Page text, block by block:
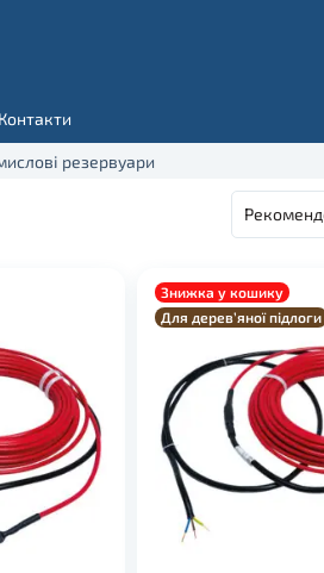
Контакти
резервуари
Знижка у кошику
Для дерев’яної підлоги